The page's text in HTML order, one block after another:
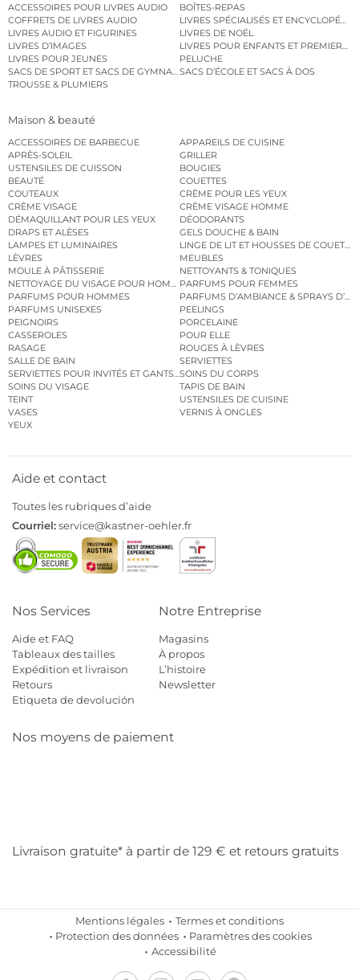
ACCESSOIRES POUR LIVRES AUDIO
BOÎTES-REPAS
COFFRETS DE LIVRES AUDIO
LIVRES SPÉCIALISÉS ET
LIVRES AUDIO ET FIGURINES
LIVRES DE NOËL
LIVRES D’IMAGES
LIVRES POUR ENFANTS ET PREMIERS
LIVRES POUR JEUNES
PELUCHE
SACS DE SPORT ET SACS DE GYMNASTIQUESACS D’ÉCOLE ET SACS À DOS
TROUSSE & PLUMIERS
Maison & beauté
ACCESSOIRES DE BARBECUE
APPAREILS DE CUISINE
APRÈS-SOLEIL
GRILLER
USTENSILES DE CUISSON
BOUGIES
BEAUTÉ
COUETTES
COUTEAUX
CRÈME POUR LES YEUX
CRÈME VISAGE
CRÈME VISAGE HOMME
DÉMAQUILLANT POUR LES YEUX
DÉODORANTS
DRAPS ET ALÈSES
GELS DOUCHE & BAIN
LAMPES ET LUMINAIRES
LINGE DE LIT ET HOUSSES DE COUETTE
LÈVRES
MEUBLES
MOULE À PÂTISSERIE
NETTOYANTS & TONIQUES
NETTOYAGE DU VISAGE POUR HOMMESPARFUMS POUR FEMMES
PARFUMS POUR HOMMES
PARFUMS D’AMBIANCE & SPRAYS
PARFUMS UNISEXES
PEELINGS
PEIGNOIRS
PORCELAINE
CASSEROLES
POUR ELLE
RASAGE
ROUGES À LÈVRES
SALLE DE BAIN
SERVIETTES
SERVIETTES POUR INVITÉS ET GANTS DE TOILETTE
SOINS DU CORPS
SOINS DU VISAGE
TAPIS DE BAIN
TEINT
USTENSILES DE CUISINE
VASES
VERNIS À ONGLES
YEUX
Aide et contact
Toutes les rubriques d’aide
Courriel:service@kastner-oehler.fr
Nos Services
Aide et FAQ
Tableaux des tailles
Expédition et livraison
Retours
Etiqueta de devolución
Notre Entreprise
Magasins
À propos
L’histoire
Newsletter
Nos moyens de paiement
Livraison gratuite* à partir de 129 € et retours gratuits
Mentions légales
Termes et conditions
Protection des données
Paramètres des cookies
Accessibilité